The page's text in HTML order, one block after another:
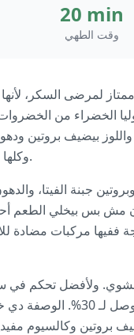
20 min
وقت الطهي
لمرضى السكر،
الخضراء من
واللوز بيضيف
وكلها عناصر مهمة لحساسية الأنسولين.
جبنة الفيتا،
مش بس بيخلي الطعم
ففيها مركبات مضادة
ولأفضل تحكم في سكر
الخضروات قبل أي صنف تاني بيقلل من